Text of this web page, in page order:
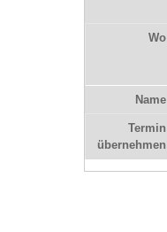
Wo
Name
Termin
übernehmen